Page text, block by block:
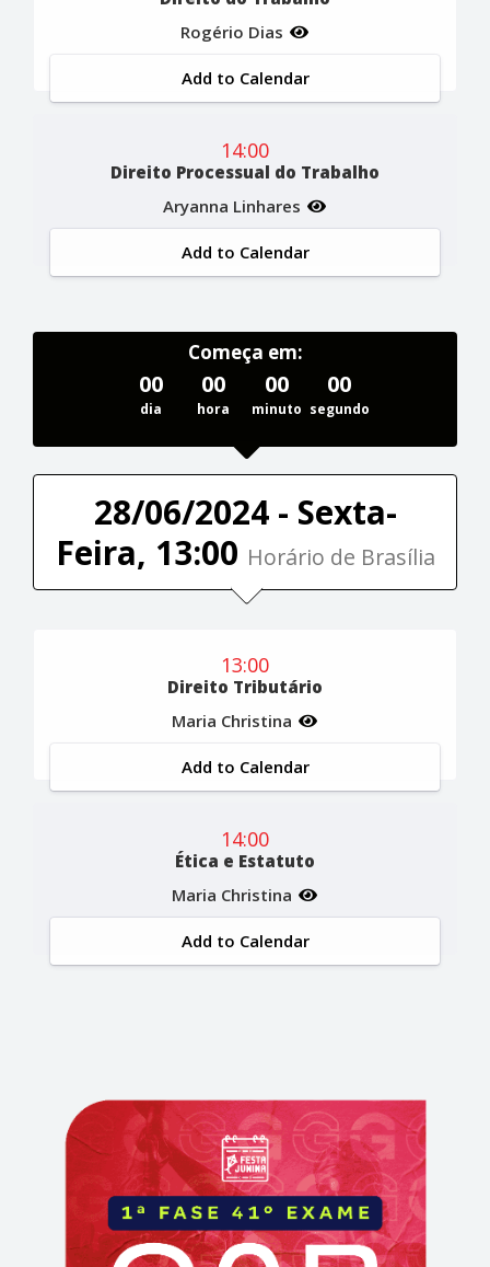
Rogério Dias
Add to Calendar
14:00
Direito Processual do Trabalho
Aryanna Linhares
Add to Calendar
Começa em:
00
dia
00
hora
00
minuto
00
segundo
28/06/2024 - Sexta-
Feira, 13:00 Horário de Brasília
13:00
Direito Tributário
Maria Christina
Add to Calendar
14:00
Ética e Estatuto
Maria Christina
Add to Calendar